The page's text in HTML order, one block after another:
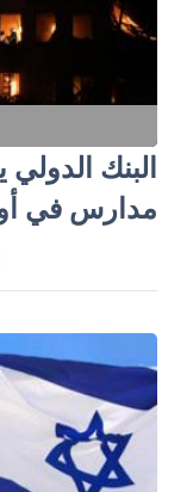
البنك الدولي
مدارس في